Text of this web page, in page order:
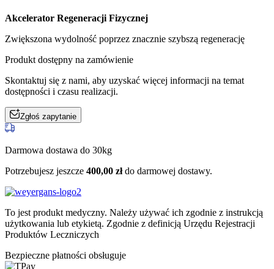
Akcelerator Regeneracji Fizycznej
Zwiększona wydolność poprzez znacznie szybszą regenerację
Produkt dostępny na zamówienie
Skontaktuj się z nami, aby uzyskać więcej informacji na temat
dostępności i czasu realizacji.
Zgłoś zapytanie
Darmowa dostawa do 30kg
Potrzebujesz jeszcze 400,00 złdo darmowej dostawy.
To jest produkt medyczny. Należy używać ich zgodnie z instrukcją
użytkowania lub etykietą. Zgodnie z definicją Urzędu Rejestracji
Produktów Leczniczych
Bezpieczne płatności obsługuje